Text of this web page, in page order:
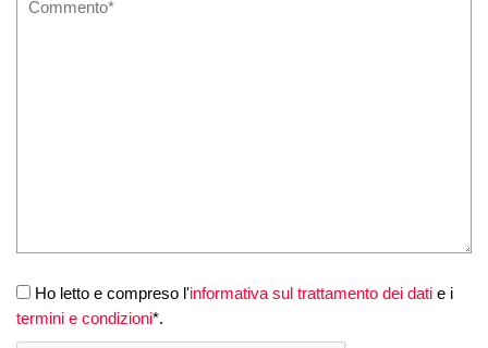
Ho letto e compreso l'informativa sul trattamento dei dati e i
termini e condizioni*.